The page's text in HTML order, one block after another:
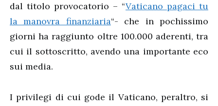
dal titolo provocatorio – “Vaticano pagaci tu
la manovra finanziaria“- che in pochissimo
giorni ha raggiunto oltre 100.000 aderenti, tra
cui il sottoscritto, avendo una importante eco
sui media.
I privilegi di cui gode il Vaticano, peraltro, si